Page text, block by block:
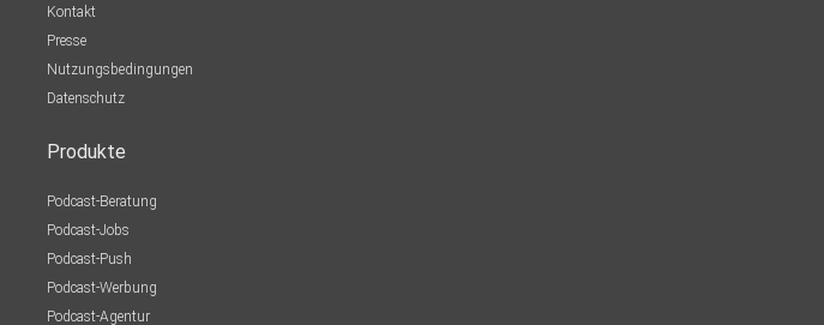
Kontakt
Presse
Nutzungsbedingungen
Datenschutz
Produkte
Podcast-Beratung
Podcast-Jobs
Podcast-Push
Podcast-Werbung
Podcast-Agentur